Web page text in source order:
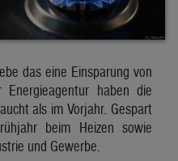
das eine Einsparung von
haben die
als im Vorjahr. Gespart
beim Heizen sowie
und Gewerbe.